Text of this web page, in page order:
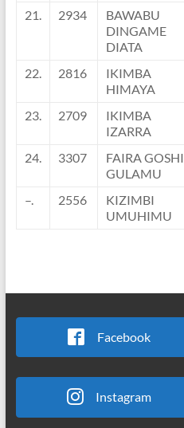
21. 2934
BAWABU
DINGAME
DIATA
22. 2816
IKIMBA
HIMAYA
23. 2709
IKIMBA
IZARRA
24. 3307
FAIRA GOSHI
GULAMU
–. 2556
KIZIMBI
UMUHIMU
Facebook
Instagram